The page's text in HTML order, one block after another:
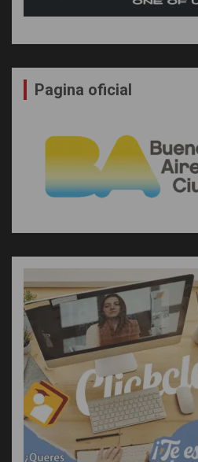
Pagina oficial